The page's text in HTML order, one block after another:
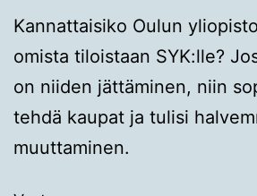
Kannattaisiko Oulun
omista tiloistaan SYK:lle?
on niiden jättäminen, niin
tehdä kaupat ja tulisi
muuttaminen.